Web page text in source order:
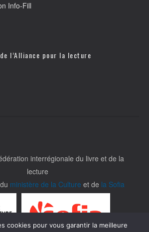
Info-Fill
l’Alliance pour la lecture
interrégionale du livre et de la
lecture
ministère de la Culture et de la Sofia
cookies pour vous garantir la meilleure